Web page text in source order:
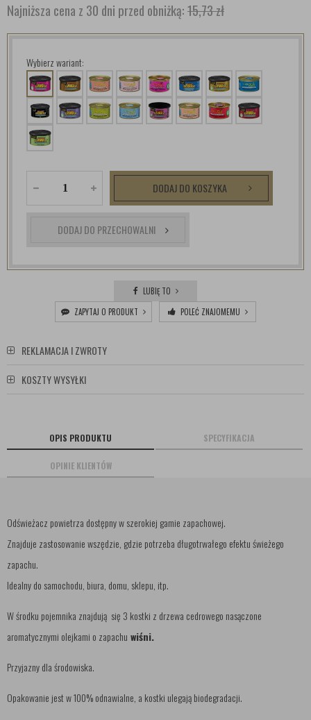
Najniższa cena z 30 dni przed obniżką:15,73 zł
Wybierz wariant:
DODAJ DO KOSZYKA
DODAJ DO PRZECHOWALNI
LUBIĘ TO
ZAPYTAJ O PRODUKT
POLEĆ ZNAJOMEMU
REKLAMACJA I ZWROTY
KOSZTY WYSYŁKI
OPIS PRODUKTU SPECYFIKACJA
OPINIE KLIENTÓW
Odświeżacz powietrza dostępny w szerokiej gamie zapachowej.
Znajduje zastosowanie wszędzie, gdzie potrzeba długotrwałego efektu świeżego
zapachu.
Idealny do samochodu, biura, domu, sklepu, itp.
W środku pojemnika znajdują się 3 kostki z drzewa cedrowego nasączone
aromatycznymi olejkami o zapachu wiśni.
Przyjazny dla środowiska.
Opakowanie jest w 100% odnawialne, a kostki ulegają biodegradacji.